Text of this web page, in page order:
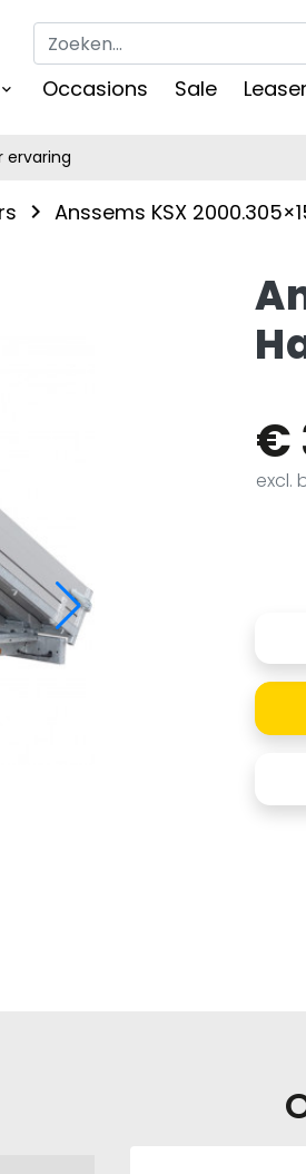
keyboard_arrow_down Occasions Sale
ervaring
navigate_next Anssems KSX
€
excl.